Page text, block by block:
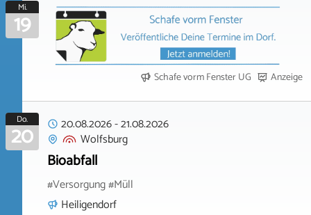
Mi.
19
Schafe vorm Fenster UG Anzeige
Do.
20 20.08.2026-21.08.2026
Wolfsburg
Bioabfall
#Versorgung #Müll
Heiligendorf